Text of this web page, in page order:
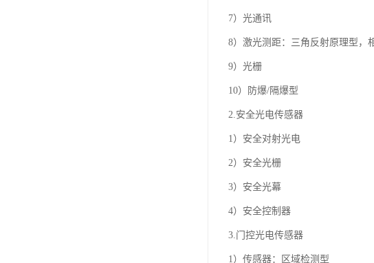
7）光通讯
8）激光测距：三角反射原理型，
9）光栅
10）防爆/隔爆型
2.安全光电传感器
1）安全对射光电
2）安全光栅
3）安全光幕
4）安全控制器
3.门控光电传感器
1）传感器：区域检测型